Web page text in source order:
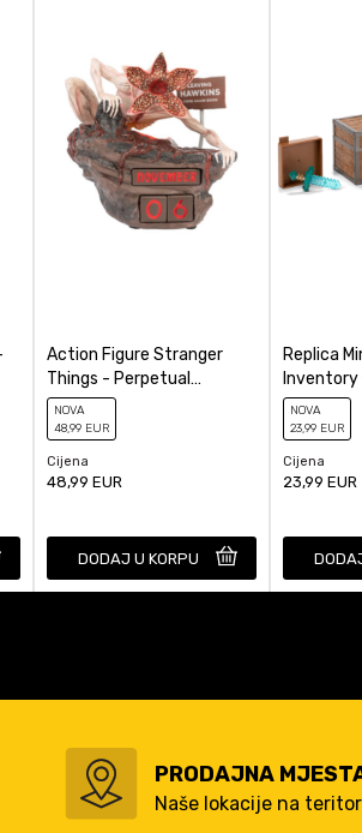
koliko je 9 - 4 :
POŠALJI
Action Figure Stranger
Things - Perpetual
Calendar Demogorgon
NOVA
48,99 EUR
Cijena
48,99 EUR
DODAJ U KORPU
Replica
Inventory
NOVA
23,99 EUR
Cijena
23,99 EUR
PRODAJNA
Naše lokacije na